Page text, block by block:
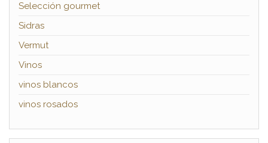
Selección gourmet
Sidras
Vermut
Vinos
vinos blancos
vinos rosados